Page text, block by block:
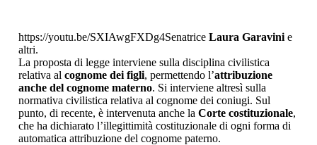
https://youtu.be/SXIAwgFXDg4Senatrice Laura Garavini e
altri.
La proposta di legge interviene sulla disciplina civilistica
relativa al cognome dei figli, permettendo l’attribuzione
anche del cognome materno. Si interviene altresì sulla
normativa civilistica relativa al cognome dei coniugi. Sul
punto, di recente, è intervenuta anche la Corte costituzionale,
che ha dichiarato l’illegittimità costituzionale di ogni forma di
automatica attribuzione del cognome paterno.